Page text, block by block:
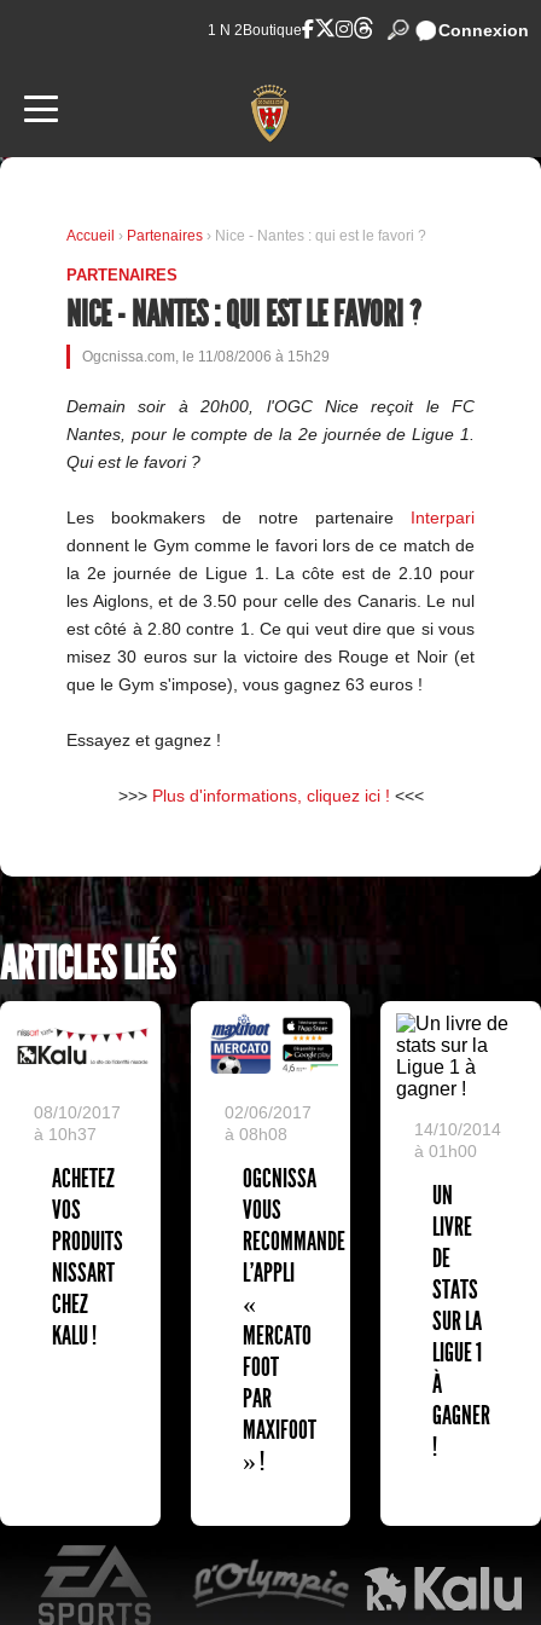
1 N 2 Boutique Connexion
Accueil › Partenaires › Nice - Nantes : qui est le favori ?
PARTENAIRES
NICE - NANTES : QUI EST LE FAVORI ?
Ogcnissa.com, le 11/08/2006 à 15h29
Demain soir à 20h00, l'OGC Nice reçoit le FC
Nantes, pour le compte de la 2e journée de Ligue 1.
Qui est le favori ?
Les bookmakers de notre partenaire Interpari
donnent le Gym comme le favori lors de ce match de
la 2e journée de Ligue 1. La côte est de 2.10 pour
les Aiglons, et de 3.50 pour celle des Canaris. Le nul
est côté à 2.80 contre 1. Ce qui veut dire que si vous
misez 30 euros sur la victoire des Rouge et Noir (et
que le Gym s'impose), vous gagnez 63 euros !
Essayez et gagnez !
>>> Plus d'informations, cliquez ici ! <<<
ARTICLES LIÉS
08/10/2017
à 10h37
ACHETEZ
VOS
PRODUITS
NISSART
CHEZ
KALU !
02/06/2017
à 08h08
OGCNISSA
VOUS
RECOMMANDE
L'APPLI
«
MERCATO
FOOT
PAR
MAXIFOOT
» !
14/10/2014
à 01h00
UN
LIVRE
DE
STATS
SUR LA
LIGUE 1
À
GAGNER
!
EA Sports